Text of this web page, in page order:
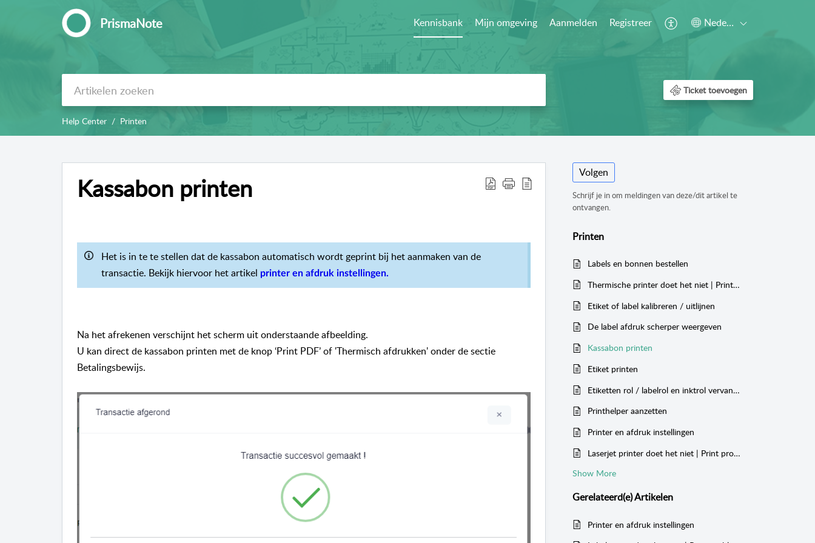
PrismaNote Kennisbank Mijn omgeving Aanmelden Registreer Nederlands
Ticket toevoegen
Help Center Printen
Kassabon printen
Het is in te te stellen dat de kassabon automatisch wordt geprint bij het aanmaken van de
transactie. Bekijk hiervoor het artikel printer en afdruk instellingen.
Na het afrekenen verschijnt het scherm uit onderstaande afbeelding.
U kan direct de kassabon printen met de knop ‘Print PDF’ of 'Thermisch afdrukken' onder de sectie
Betalingsbewijs.
Volgen
Schrijf je in om meldingen van deze/dit artikel te
ontvangen.
Printen
Labels en bonnen bestellen
Thermische printer doet het niet | Print problemen en oplossingen
Etiket of label kalibreren / uitlijnen
De label afdruk scherper weergeven
Kassabon printen
Etiket printen
Etiketten rol / labelrol en inktrol vervangen
Printhelper aanzetten
Printer en afdruk instellingen
Laserjet printer doet het niet | Print problemen en oplossingen
Show More
Gerelateerd(e)Artikelen
Printer en afdruk instellingen